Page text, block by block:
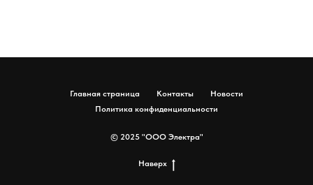
Главная страница Контакты
Новости
Политика конфиденциальности
© 2025 "ООО Электра"
Наверх